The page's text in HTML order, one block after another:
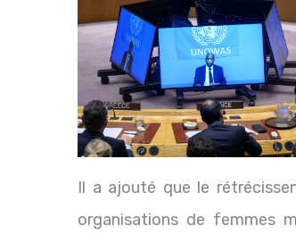
Il a ajouté que le
organisations de femmes